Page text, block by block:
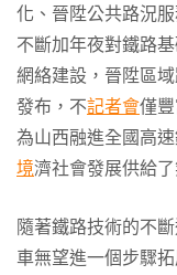
化、晉陞公共路況
不斷加年夜對鐵路
網絡建設，晉陞區
發布，不記者會僅
為山西融進全國高
境濟社會發展供給
隨著鐵路技術的不
車無望進一個步驟